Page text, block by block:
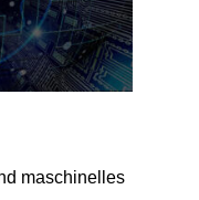
maschinelles